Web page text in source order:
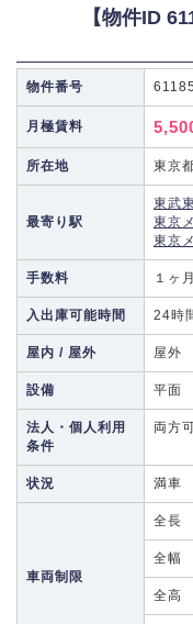
【物件ID
物件番号
月極賃料
所在地 東京
最寄り駅
東武
東京
東京
手数料 １ヶ月
入出庫可能時間 24時
屋内 / 屋外 屋外
設備 平面
法人・個人利用
条件
両方
状況 満車
車両制限
全長
全幅
全高